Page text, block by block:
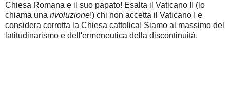
Chiesa Romana e il suo papato! Esalta il Vaticano II (lo
chiama una rivoluzione!) chi non accetta il Vaticano I e
considera corrotta la Chiesa cattolica! Siamo al massimo del
latitudinarismo e dell'ermeneutica della discontinuità.